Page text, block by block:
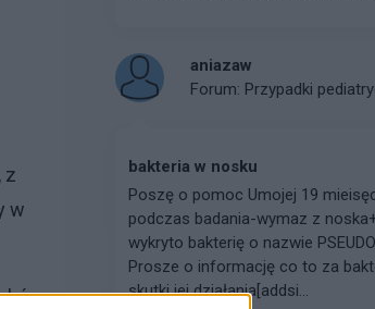
z
w
aniazaw
Forum: Przypadki
bakteria w nosku
Poszę o pomoc Umojej 19
podczas badania-wymaz z
wykryto bakterię o nazwie
Prosze o informację co to za
skutki jej działania[addsi...